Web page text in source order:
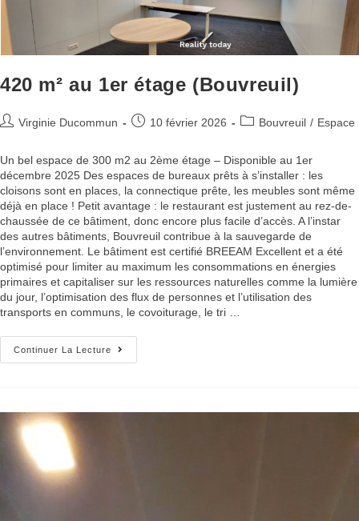
420 m² au 1er étage (Bouvreuil)
Virginie Ducommun 10 février 2026 Bouvreuil / Espace
Un bel espace de 300 m2 au 2ème étage – Disponible au 1er
décembre 2025 Des espaces de bureaux prêts à s’installer : les
cloisons sont en places, la connectique prête, les meubles sont même
déjà en place ! Petit avantage : le restaurant est justement au rez-de-
chaussée de ce bâtiment, donc encore plus facile d’accès. A l’instar
des autres bâtiments, Bouvreuil contribue à la sauvegarde de
l’environnement. Le bâtiment est certifié BREEAM Excellent et a été
optimisé pour limiter au maximum les consommations en énergies
primaires et capitaliser sur les ressources naturelles comme la lumière
du jour, l’optimisation des flux de personnes et l’utilisation des
transports en communs, le covoiturage, le tri …
Continuer La Lecture